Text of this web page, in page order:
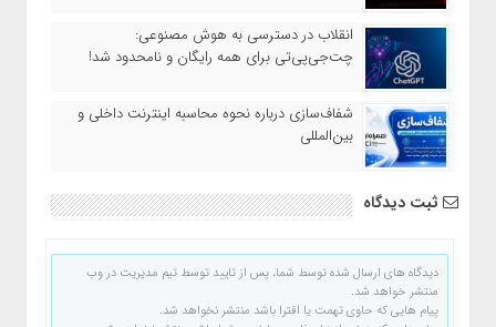
انقلاب در دسترسی به هوش مصنوعی:
چت‌جی‌پی‌تی برای همه رایگان و نامحدود شد!
شفاف‌سازی درباره نحوه محاسبه اینترنت داخلی و
بین‌المللی
ثبت دیدگاه
دیدگاه های ارسال شده توسط شما، پس از تایید توسط تیم مدیریت در وب
منتشر خواهد شد.
پیام هایی که حاوی تهمت یا افترا باشد منتشر نخواهد شد.